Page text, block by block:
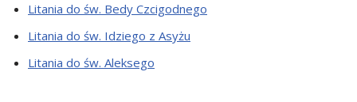
Litania do św. Bedy Czcigodnego
Litania do św. Idziego z Asyżu
Litania do św. Aleksego